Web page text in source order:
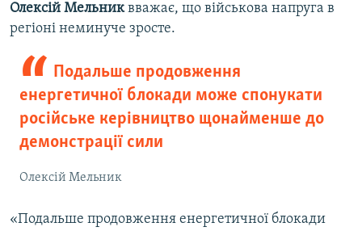
Олексій Мельниквважає, що військова напруга в
регіоні неминуче зросте.
Подальше продовження
енергетичної блокади може спонукати
російське керівництво щонайменше до
демонстрації сили
Олексій Мельник
«Подальше продовження енергетичної блокади